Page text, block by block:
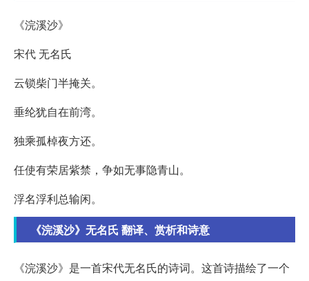
《浣溪沙》
宋代 无名氏
云锁柴门半掩关。
垂纶犹自在前湾。
独乘孤棹夜方还。
任使有荣居紫禁，争如无事隐青山。
浮名浮利总输闲。
《浣溪沙》无名氏 翻译、赏析和诗意
《浣溪沙》是一首宋代无名氏的诗词。这首诗描绘了一个